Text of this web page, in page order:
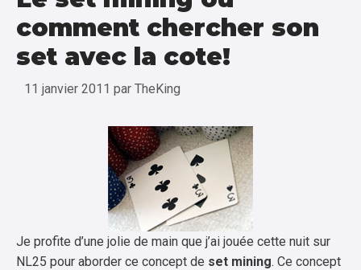
comment chercher son
set avec la cote!
11 janvier 2011 par TheKing
Je profite d’une jolie de main que j’ai jouée cette nuit sur
NL25 pour aborder ce concept de set mining. Ce concept